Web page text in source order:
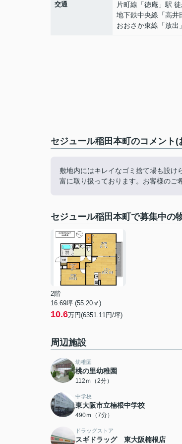
交通 片町線 「徳庵 」駅
地下鉄中央線 「高井
おおさか東線 「放出
セジュール稲田本町のコメント(
敷地内にはキレイなゴミ捨て場も設け
富に取り扱っております。お客様のご
セジュール稲田本町で募集中の
2階
16.69坪 (55.20㎡)
10.6万円(6351.11円/坪)
周辺施設
幼稚園
桃の里幼稚園
112ｍ（2分）
中学校
東大阪市立楠根中学校
490ｍ（7分）
ドラッグストア
スギドラッグ 東大阪楠根店